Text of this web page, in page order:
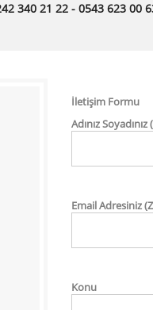
340 21 22 - 0543 623 00
İletişim Formu
Adınız
Email Adresiniz
Konu